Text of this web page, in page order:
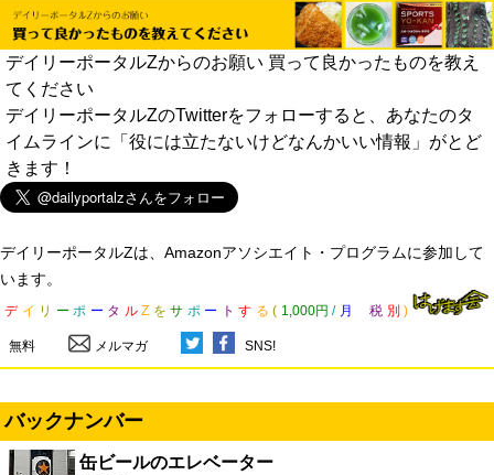
デイリーポータルZからのお願い 買って良かったものを教え
てください
デイリーポータルZのTwitterをフォローすると、あなたのタ
イムラインに「役には立たないけどなんかいい情報」がとど
きます！
デイリーポータルZは、Amazonアソシエイト・プログラムに参加して
います。
デ イ リ ー ポ ー タ ル Z を サ ポ ー ト す る ( 1,000円 / 月 税 別 )
無料 メルマガ SNS!
バックナンバー
缶ビールのエレベーター